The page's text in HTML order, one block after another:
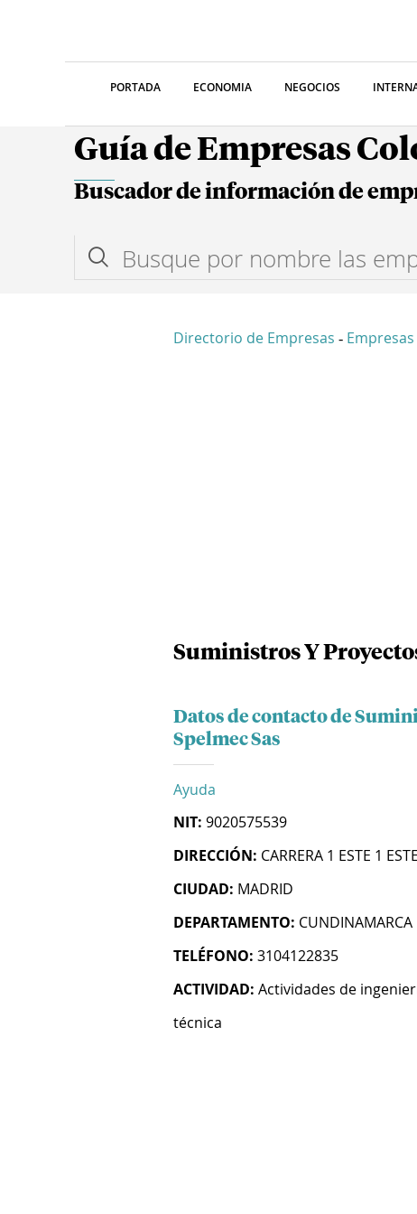
PORTADA ECONOMIA NEGOCIOS
Guía de Empresas
Buscador de información de
Directorio de Empresas - Empresas
Suministros Y
Datos de contacto de
Spelmec Sas
Ayuda
NIT: 9020575539
DIRECCIÓN: CARRERA 1 ESTE 1
CIUDAD: MADRID
DEPARTAMENTO: CUNDINAMARCA
TELÉFONO: 3104122835
ACTIVIDAD: Actividades de
técnica